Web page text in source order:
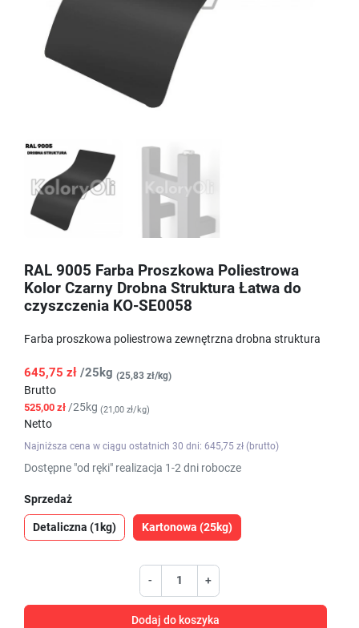
RAL 9005 Farba Proszkowa Poliestrowa
Kolor Czarny Drobna Struktura Łatwa do
czyszczenia KO-SE0058
Farba proszkowa poliestrowa zewnętrzna drobna struktura
645,75 zł /25kg (25,83 zł/kg)
Brutto
525,00 zł /25kg (21,00 zł/kg)
Netto
Najniższa cena w ciągu ostatnich 30 dni: 645,75 zł (brutto)
Dostępne "od ręki" realizacja 1-2 dni robocze
Sprzedaż
Detaliczna (1kg) Kartonowa (25kg)
- +
Dodaj do koszyka